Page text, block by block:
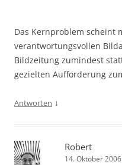
Das Kernproblem scheint
verantwortungsvollen
Bildzeitung zumindest
gezielten Aufforderung
Antworten ↓
Robert
14. Oktober